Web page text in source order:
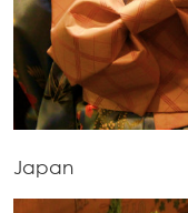
Japan